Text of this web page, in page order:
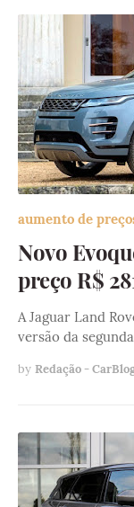
aumento de
Novo
preço R$
A Jaguar Land
versão da
by Redação -